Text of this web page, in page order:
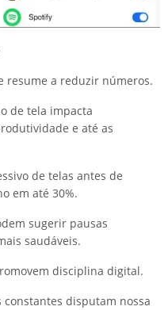
resume a reduzir números.
de tela impacta
e até as
de telas antes de
em até 30%.
sugerir pausas
saudáveis.
disciplina digital.
disputam nossa